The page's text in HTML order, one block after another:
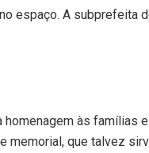
espaço. A subprefeita
homenagem às famílias
que talvez